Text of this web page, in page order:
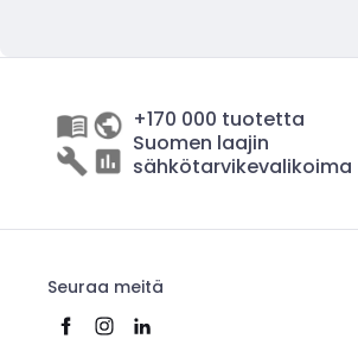
+170 000 tuotetta
Suomen laajin
sähkötarvikevalikoima
Seuraa meitä